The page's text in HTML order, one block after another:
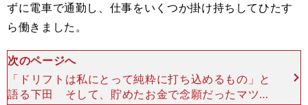
ずに電車で通勤し、仕事をいくつか掛け持ちしてひたす
ら働きました。
次のページへ
「ドリフトは私にとって純粋に打ち込めるもの」と
語る下田 そして、貯めたお金で念願だったマツダ